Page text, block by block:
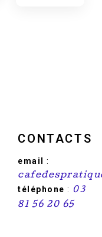
CONTACTS
email
:
téléphone : 03
81 56 20 65